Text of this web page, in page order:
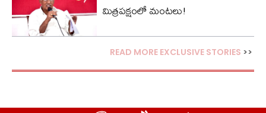
మిత్రపక్షంలో మంటలు!
READ MORE EXCLUSIVE STORIES >>